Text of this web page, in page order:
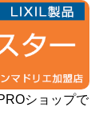
ショップで